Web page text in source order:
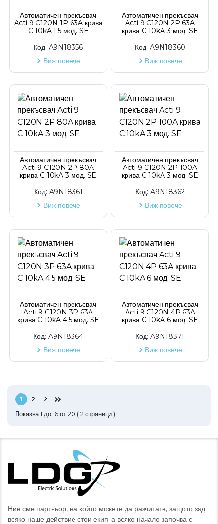
Автоматичен прекъсвач
Acti 9 C120N 1P 63A крива
C 10kA 1.5 мод. SE
Код: A9N18356
Виж повече
Автоматичен прекъсвач
Acti 9 C120N 2P 63A
крива C 10kA 3 мод. SE
Код: A9N18360
Виж повече
Автоматичен прекъсвач
Acti 9 C120N 2P 80A
крива C 10kA 3 мод. SE
Код: A9N18361
Виж повече
Автоматичен прекъсвач
Acti 9 C120N 2P 100A
крива C 10kA 3 мод. SE
Код: A9N18362
Виж повече
Автоматичен прекъсвач
Acti 9 C120N 3P 63A
крива C 10kA 4.5 мод. SE
Код: A9N18364
Виж повече
Автоматичен прекъсвач
Acti 9 C120N 4P 63A
крива C 10kA 6 мод. SE
Код: A9N18371
Виж повече
1 2 ›
Показва1 до16от20 (2 страници )
Ние сме партньор, на който можете да разчитате, защото зад
всяко наше действие стои екип, а всяко начало започва с